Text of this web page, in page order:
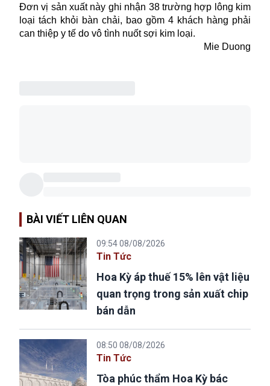
Đơn vị sản xuất này ghi nhận 38 trường hợp lông kim
loại tách khỏi bàn chải, bao gồm 4 khách hàng phải
can thiệp y tế do vô tình nuốt sợi kim loại.
Mie Duong
BÀI VIẾT LIÊN QUAN
09:54 08/08/2026
Tin Tức
Hoa Kỳ áp thuế 15% lên vật liệu
quan trọng trong sản xuất chip
bán dẫn
08:50 08/08/2026
Tin Tức
Tòa phúc thẩm Hoa Kỳ bác